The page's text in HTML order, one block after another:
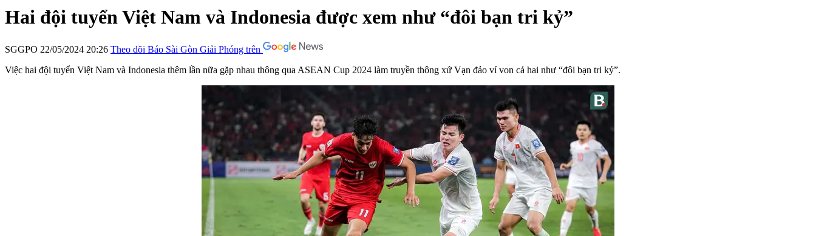
Hai đội tuyển Việt Nam và Indonesia được xem như “đôi bạn tri kỷ”
SGGPO 22/05/2024 20:26 Theo dõi Báo Sài Gòn Giải Phóng trên
Việc hai đội tuyển Việt Nam và Indonesia thêm lần nữa gặp nhau thông qua ASEAN Cup 2024 làm truyền thông xứ Vạn đảo ví von cả hai như “đôi bạn tri kỷ”.